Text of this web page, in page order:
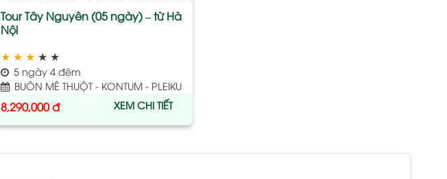
Tour Tây Nguyên (05 ngày) – từ Hà
Nội
★ ★ ★ ★ ★
5 ngày 4 đêm
BUÔN MÊ THUỘT - KONTUM - PLEIKU
8,290,000đ XEM CHI TIẾT